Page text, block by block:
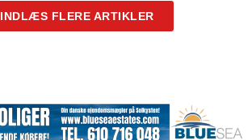
INDLÆS FLERE ARTIKLER